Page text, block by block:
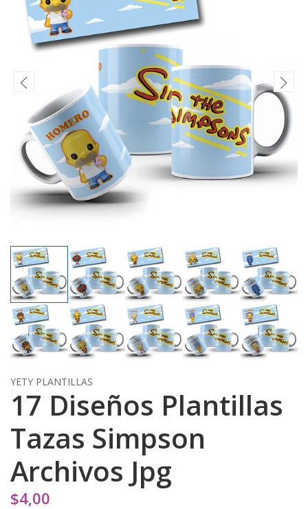
YETY PLANTILLAS
17 Diseños Plantillas
Tazas Simpson
Archivos Jpg
$4,00